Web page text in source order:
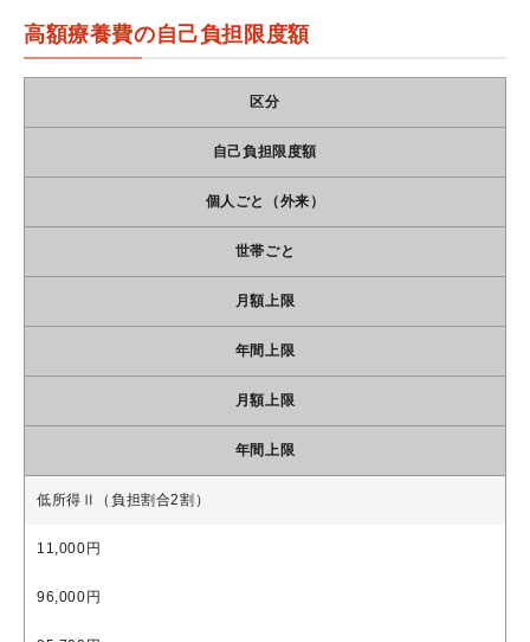
高額療養費の自己負担限度額
区分
自己負担限度額
個人ごと（外来）
世帯ごと
月額上限
年間上限
月額上限
年間上限
低所得Ⅱ（負担割合2割）
11,000円
96,000円